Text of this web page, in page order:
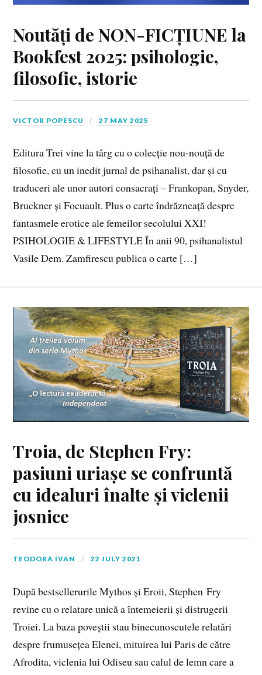
Noutăți de NON-FICȚIUNE la
Bookfest 2025: psihologie,
filosofie, istorie
VICTOR POPESCU 27 MAY 2025
Editura Trei vine la târg cu o colecție nou-nouță de
filosofie, cu un inedit jurnal de psihanalist, dar și cu
traduceri ale unor autori consacrați – Frankopan, Snyder,
Bruckner și Focuault. Plus o carte îndrăzneață despre
fantasmele erotice ale femeilor secolului XXI!
PSIHOLOGIE & LIFESTYLE În anii 90, psihanalistul
Vasile Dem. Zamfirescu publica o carte […]
Troia, de Stephen Fry:
pasiuni uriașe se confruntă
cu idealuri înalte și viclenii
josnice
TEODORA IVAN 22 JULY 2021
După bestsellerurile Mythos și Eroii, Stephen Fry
revine cu o relatare unică a întemeierii și distrugerii
Troiei. La baza poveștii stau binecunoscutele relatări
despre frumusețea Elenei, mituirea lui Paris de către
Afrodita, viclenia lui Odiseu sau calul de lemn care a